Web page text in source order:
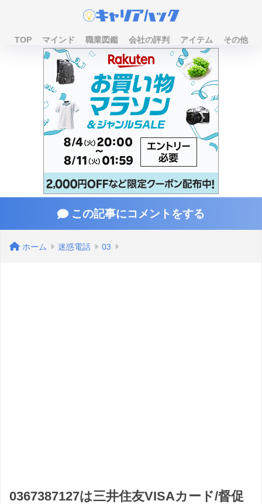
TOP マインド 職業図鑑 会社の評判 アイテム その他
この記事にコメントをする
ホーム 迷惑電話 03
0367387127は三井住友VISAカード/督促